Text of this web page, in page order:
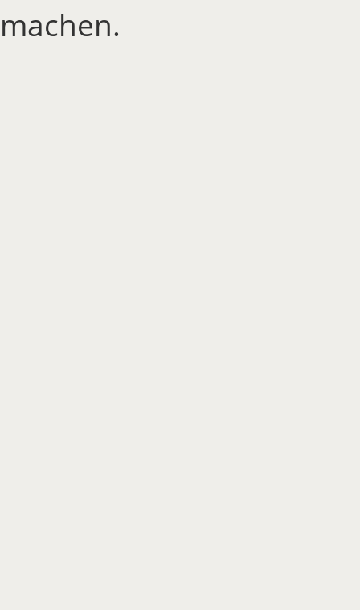
machen.